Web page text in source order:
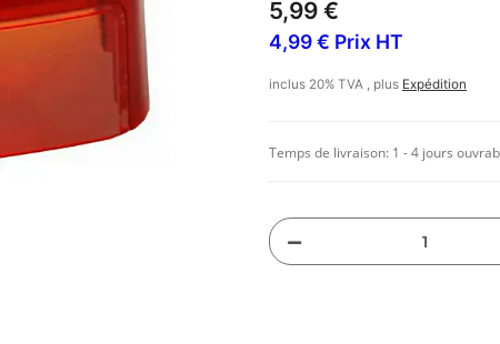
5,99 €
4,99 € Prix HT
inclus 20% TVA , plus Expédition
Temps de livraison: 1 - 4 jours